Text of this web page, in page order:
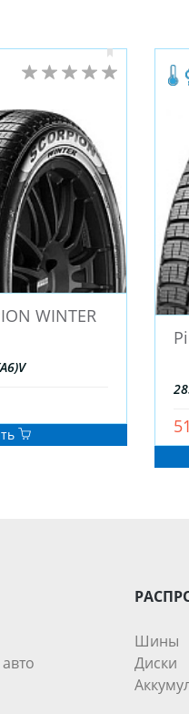
WINTER
Шины
Диски